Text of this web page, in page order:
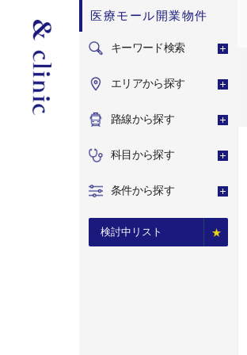
医療モール開業物件
キーワード検索
エリアから探す
路線から探す
科目から探す
条件から探す
検討中リスト